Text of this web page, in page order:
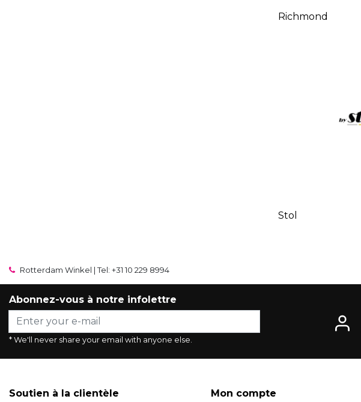
Richmond
Stol
Rotterdam Winkel | Tel: +31 10 229 8994
Abonnez-vous à notre infolettre
* We'll never share your email with anyone else.
Soutien à la clientèle Mon compte